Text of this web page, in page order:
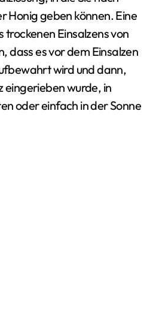
Honig geben können. Eine
Einsalzens von
dass es vor dem Einsalzen
wird und dann,
eingerieben wurde, in
oder einfach in der Sonne